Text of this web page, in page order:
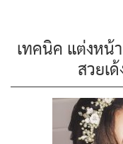
เทคนิค แต่งหน้
สวยเ